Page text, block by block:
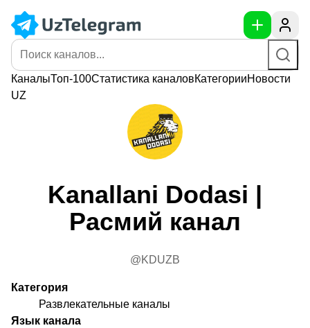
КаналыТоп-100Статистика каналовКатегорииНовости
UZ
Kanallani Dodasi |
Расмий канал
@KDUZB
Категория
Развлекательные каналы
Язык канала